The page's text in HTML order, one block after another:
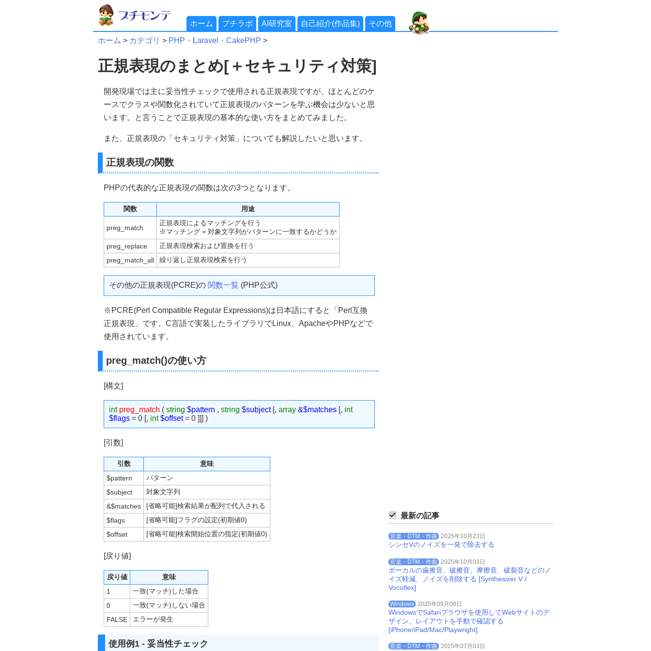
ホーム プチラボ AI研究室 自己紹介(作品集) その他
ホーム > カテゴリ > PHP・Laravel・CakePHP >
正規表現のまとめ[＋セキュリティ対策]
開発現場では主に妥当性チェックで使用される正規表現ですが、ほとんどのケ
ースでクラスや関数化されていて正規表現のパターンを学ぶ機会は少ないと思
います。と言うことで正規表現の基本的な使い方をまとめてみました。
また、正規表現の「セキュリティ対策」についても解説したいと思います。
正規表現の関数
PHPの代表的な正規表現の関数は次の3つとなります。
関数 用途
preg_match
正規表現によるマッチングを行う
※マッチング = 対象文字列がパターンに一致するかどうか
preg_replace
正規表現検索および置換を行う
preg_match_all
繰り返し正規表現検索を行う
その他の正規表現(PCRE)の 関数一覧 (PHP公式)
※PCRE(Perl Compatible Regular Expressions)は日本語にすると「Perl互換
正規表現」です。C言語で実装したライブラリでLinux、ApacheやPHPなどで
使用されています。
preg_match()の使い方
[構文]
int preg_match ( string $pattern , string $subject[, array &$matches [, int
$flags = 0 [, int $offset= 0 ]]] )
[引数]
引数
意味
$pattern
パターン
$subject
対象文字列
&$matches
[省略可能]検索結果が配列で代入される
$flags
[省略可能]フラグの設定(初期値0)
$offset
[省略可能]検索開始位置の指定(初期値0)
[戻り値]
戻り値
意味
1
一致(マッチ)した場合
0
一致(マッチ)しない場合
FALSE
エラーが発生
使用例1 - 妥当性チェック
最新の記事
音楽・DTM・作曲 2025年10月23日
シンセVのノイズを一発で除去する
音楽・DTM・作曲 2025年10月03日
ボーカルの歯擦音、破擦音、摩擦音、破裂音などのノ
イズ軽減、ノイズを削除する [Synthesizer V /
Vocoflex]
Windows 2025年09月08日
WindowsでSafariブラウザを使用してWebサイトのデ
ザイン、レイアウトを手動で確認する
[iPhone/iPad/Mac/Playwright]
音楽・DTM・作曲 2025年07月03日